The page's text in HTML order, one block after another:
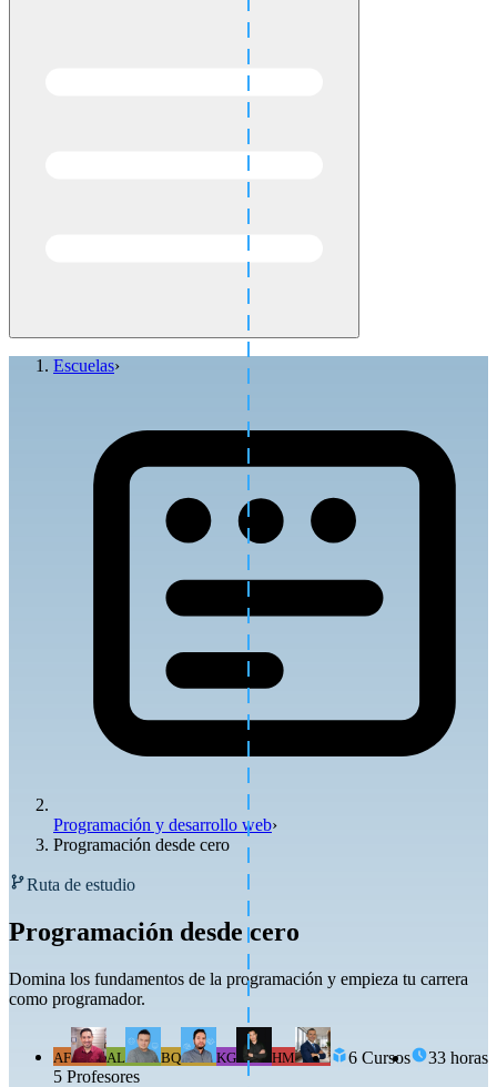
Escuelas›
Programación y desarrollo web›
Programación desde cero
Ruta de estudio
Programación desde cero
Domina los fundamentos de la programación y empieza tu carrera
como programador.
AF AL BQ KG HM
5 Profesores
6 Cursos 33 horas